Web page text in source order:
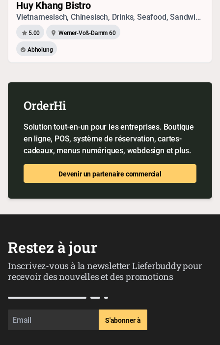
Huy Khang Bistro
Vietnamesisch, Chinesisch, Drinks, Seafood, Sandwich, Vegetarisches, Japanisch
5.00 Werner-Voß-Damm 60
Abholung
OrderHi
Solution tout-en-un pour les entreprises. Boutique
en ligne, POS, système de réservation, cartes-
cadeaux, menus numériques, webdesign et plus.
Devenir un partenaire commercial
Restez à jour
Inscrivez-vous à la newsletter Lieferbuddy pour
recevoir des nouvelles et des promotions
S'abonner à